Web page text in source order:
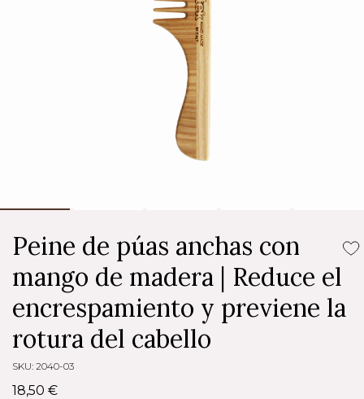
Peine de púas anchas con
mango de madera | Reduce el
encrespamiento y previene la
rotura del cabello
SKU: 2040-03
18,50 €